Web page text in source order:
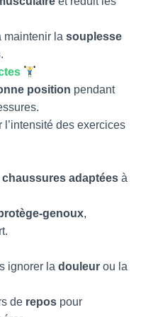
maintenir lasouplesse
.
position pendant
l’intensité des exercices
chaussures adaptées à
genoux,
ignorer ladouleur ou la
de repos pour